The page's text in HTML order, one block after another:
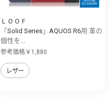
ＬＯＯＦ
「Solid Series」AQUOS R6用 革の
個性を...
参考価格￥1,880
レザー